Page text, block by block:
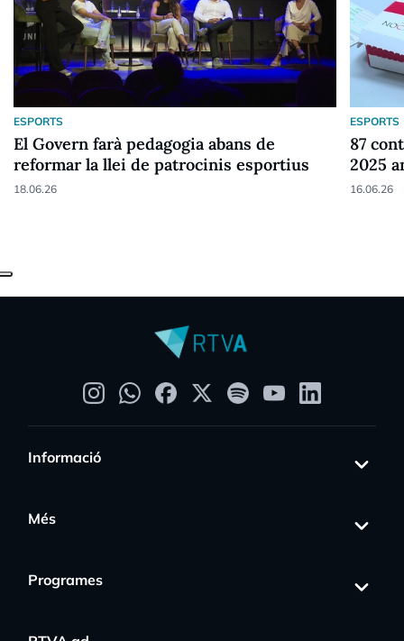
ESPORTS
El Govern farà pedagogia abans de
reformar la llei de patrocinis esportius
18.06.26
ESPORTS
87
2025
16.06.26
Informació
Més
Programes